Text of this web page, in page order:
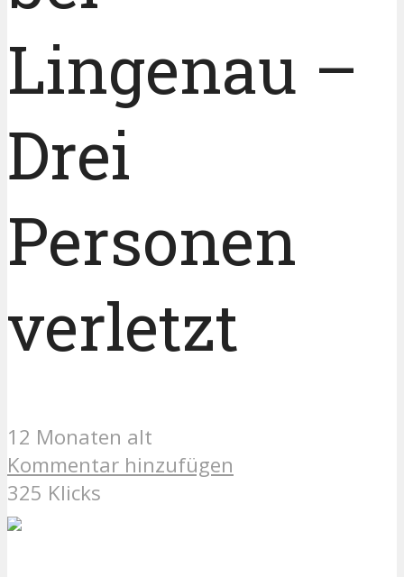
Lingenau –
Drei
Personen
verletzt
12 Monaten alt
Kommentar hinzufügen
325 Klicks